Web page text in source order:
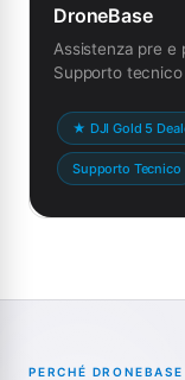
DroneBase
Assistenza pre e
Supporto
★ DJI Gold 5
Supporto Tecnico
PERCHÉ DRONEBASE